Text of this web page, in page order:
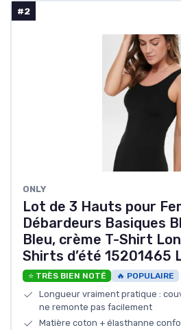
#2
ONLY
Lot de 3 Hauts pour
Débardeurs Basiques
Bleu, crème T-Shirt
Shirts d’été 15201465
⭐ TRÈS BIEN NOTÉ 🔥 POPULAIRE
Longueur vraiment pratique :
ne remonte pas facilement
Matière coton + élasthanne